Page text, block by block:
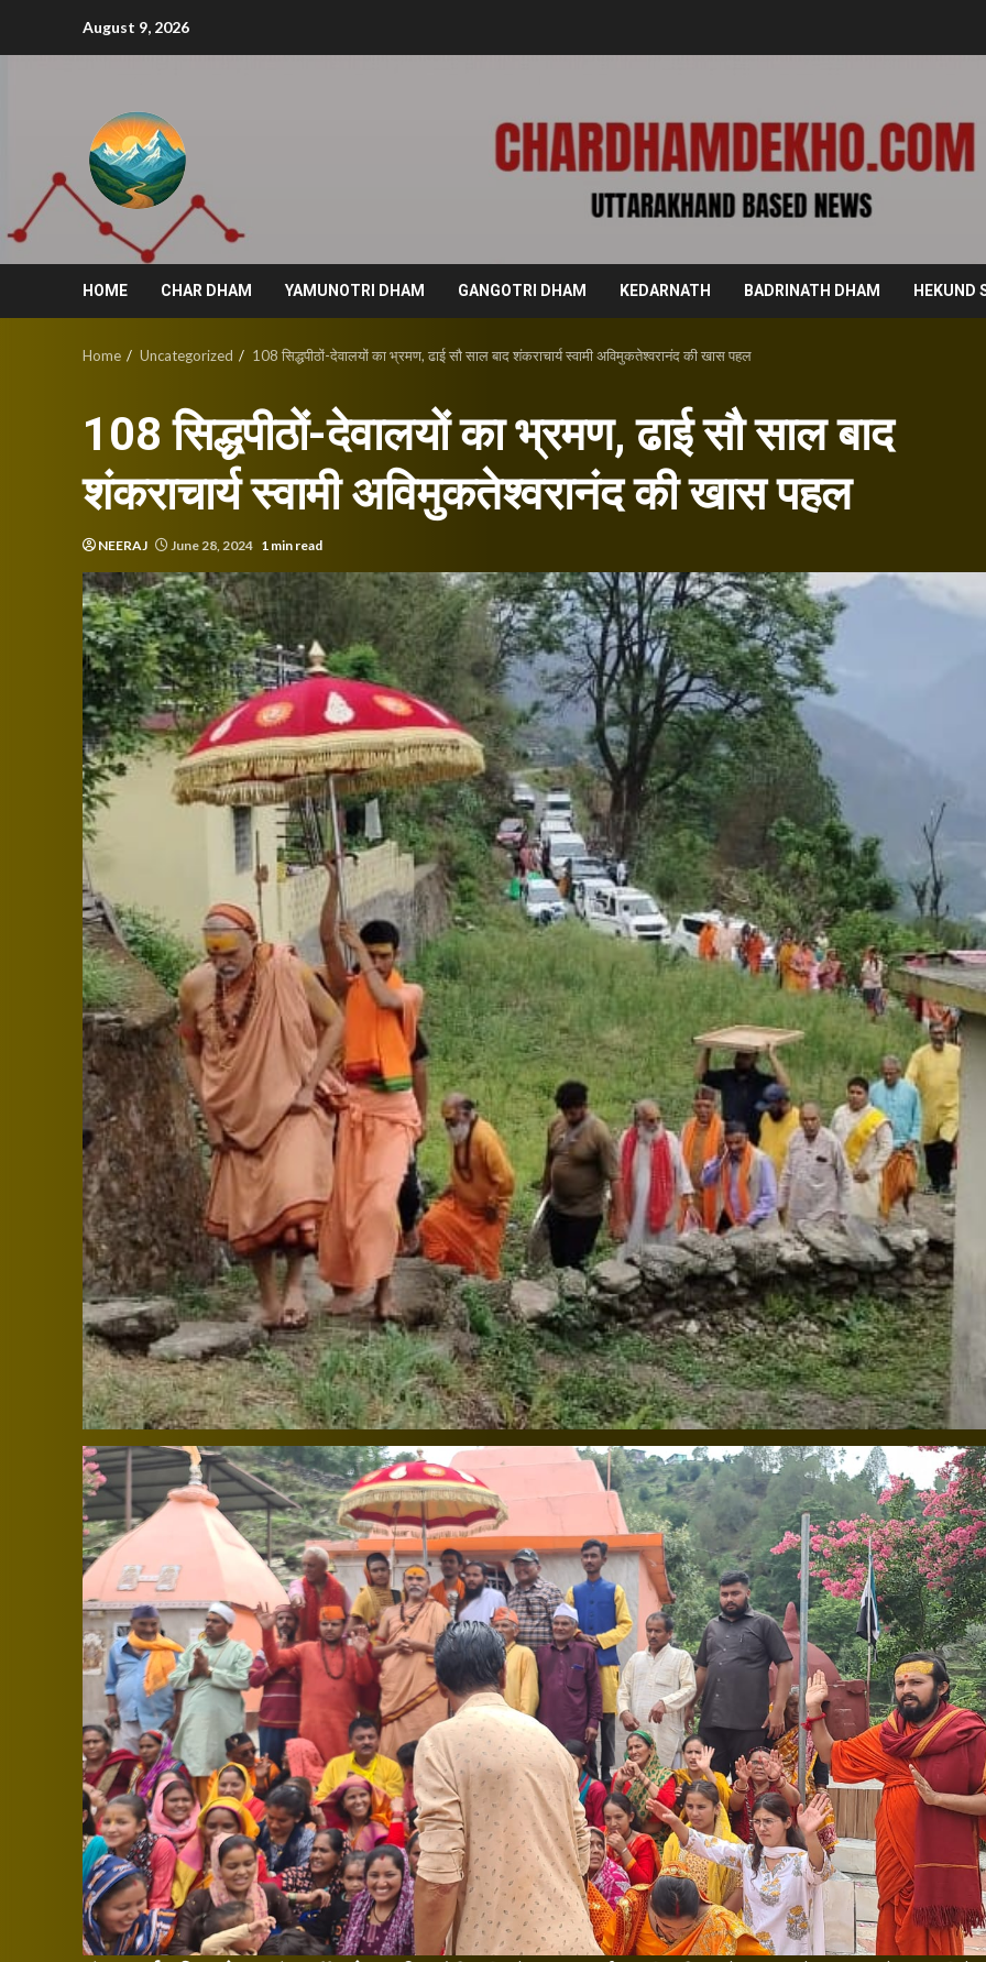
August 9, 2026
HOME CHAR DHAM YAMUNOTRI DHAM GANGOTRI DHAM KEDARNATH BADRINATH DHAM HEKUND
Home Uncategorized 108 सिद्धपीठों-देवालयों का भ्रमण, ढाई सौ साल बाद शंकराचार्य स्वामी अविमुकतेश्वरानंद की खास पहल
108 सिद्धपीठों-देवालयों का भ्रमण, ढाई सौ साल बाद
शंकराचार्य स्वामी अविमुकतेश्वरानंद की खास पहल
NEERAJ June 28, 2024 1 min read